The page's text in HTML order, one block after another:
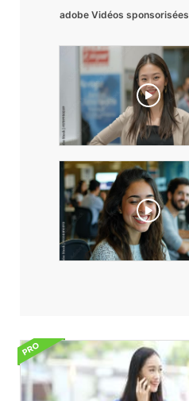
adobe Vidéos sponsorisées